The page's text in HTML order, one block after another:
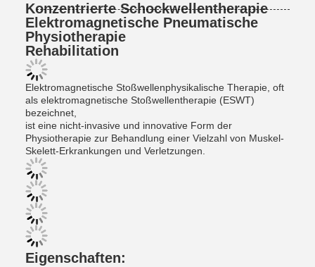
Konzentrierte Schockwellentherapie
Elektromagnetische Pneumatische
Physiotherapie
Rehabilitation
Elektromagnetische Stoßwellenphysikalische Therapie, oft
als elektromagnetische Stoßwellentherapie (ESWT)
bezeichnet,
ist eine nicht-invasive und innovative Form der
Physiotherapie zur Behandlung einer Vielzahl von Muskel-
Skelett-Erkrankungen und Verletzungen.
Eigenschaften: